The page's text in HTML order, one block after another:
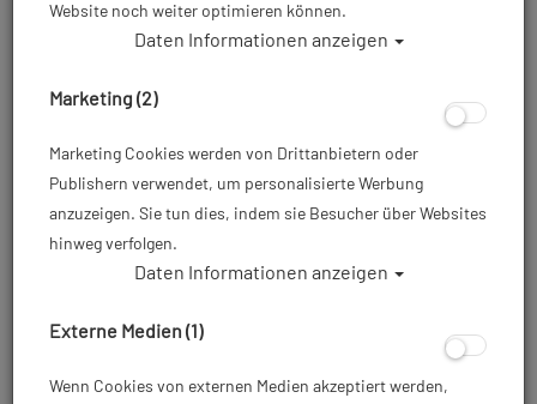
Artikelnr.: mar-495003BL
Website noch weiter optimieren können.
Daten Informationen anzeigen
Marketing (2)
Marketing Cookies werden von Drittanbietern oder
Publishern verwendet, um personalisierte Werbung
anzuzeigen. Sie tun dies, indem sie Besucher über Websites
hinweg verfolgen.
Daten Informationen anzeigen
Externe Medien (1)
Wenn Cookies von externen Medien akzeptiert werden,